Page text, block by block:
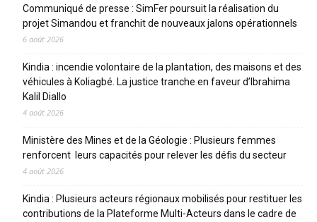
Communiqué de presse : SimFer poursuit la réalisation du
projet Simandou et franchit de nouveaux jalons opérationnels
6 août 2026
Kindia : incendie volontaire de la plantation, des maisons et des
véhicules à Koliagbé. La justice tranche en faveur d’Ibrahima
Kalil Diallo
4 août 2026
Ministère des Mines et de la Géologie : Plusieurs femmes
renforcent leurs capacités pour relever les défis du secteur
4 août 2026
Kindia : Plusieurs acteurs régionaux mobilisés pour restituer les
contributions de la Plateforme Multi-Acteurs dans le cadre de